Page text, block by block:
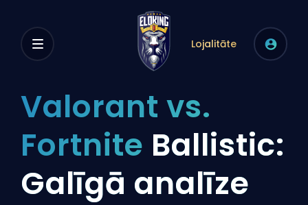
Lojalitāte
Valorant vs.
Fortnite Ballistic:
Galīgā analīze